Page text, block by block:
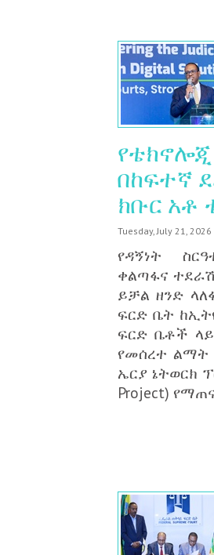
በከፍተኛ
ክቡር አቶ
Tuesday, July 21, 2026
የዳኝነት
ቀልጣፋና
ይቻል ዘንድ
ፍርድ ቤት
ፍርድ ቤቶች
የመሰረተ ልማት
ኤርያ ኔትወርክ
Project)